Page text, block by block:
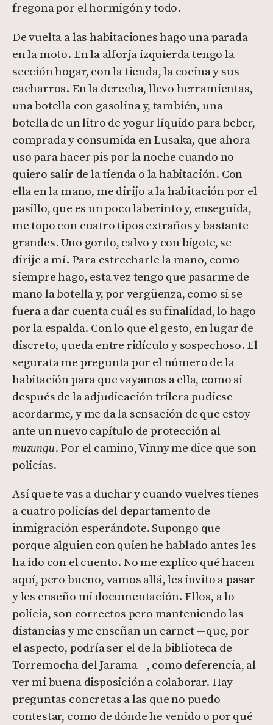
fregona por el hormigón y todo.
De vuelta a las habitaciones hago una parada
en la moto. En la alforja izquierda tengo la
sección hogar, con la tienda, la cocina y sus
cacharros. En la derecha, llevo herramientas,
una botella con gasolina y, también, una
botella de un litro de yogur líquido para beber,
comprada y consumida en Lusaka, que ahora
uso para hacer pis por la noche cuando no
quiero salir de la tienda o la habitación. Con
ella en la mano, me dirijo a la habitación por el
pasillo, que es un poco laberinto y, enseguida,
me topo con cuatro tipos extraños y bastante
grandes. Uno gordo, calvo y con bigote, se
dirije a mí. Para estrecharle la mano, como
siempre hago, esta vez tengo que pasarme de
mano la botella y, por vergüenza, como si se
fuera a dar cuenta cuál es su finalidad, lo hago
por la espalda. Con lo que el gesto, en lugar de
discreto, queda entre ridículo y sospechoso. El
segurata me pregunta por el número de la
habitación para que vayamos a ella, como si
después de la adjudicación trilera pudiese
acordarme, y me da la sensación de que estoy
ante un nuevo capítulo de protección al
muzungu. Por el camino, Vinny me dice que son
policías.
Así que te vas a duchar y cuando vuelves tienes
a cuatro policías del departamento de
inmigración esperándote. Supongo que
porque alguien con quien he hablado antes les
ha ido con el cuento. No me explico qué hacen
aquí, pero bueno, vamos allá, les invito a pasar
y les enseño mi documentación. Ellos, a lo
policía, son correctos pero manteniendo las
distancias y me enseñan un carnet —que, por
el aspecto, podría ser el de la biblioteca de
Torremocha del Jarama—, como deferencia, al
ver mi buena disposición a colaborar. Hay
preguntas concretas a las que no puedo
contestar, como de dónde he venido o por qué